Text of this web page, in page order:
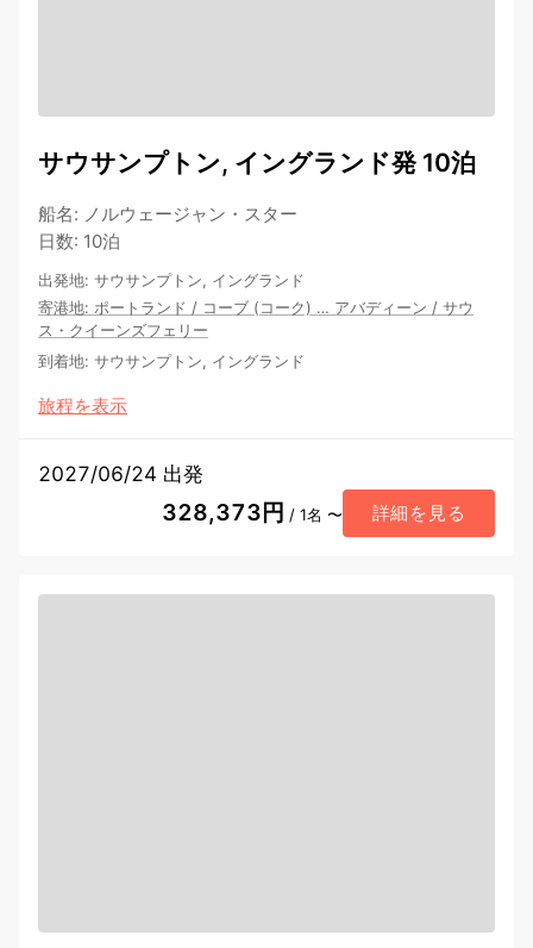
サウサンプトン, イングランド発 10泊
船名: ノルウェージャン・スター
日数: 10泊
出発地: サウサンプトン, イングランド
寄港地: ポートランド / コーブ (コーク) … アバディーン / サウ
ス・クイーンズフェリー
到着地: サウサンプトン, イングランド
旅程を表示
2027/06/24 出発
328,373円 / 1名 〜 詳細を見る